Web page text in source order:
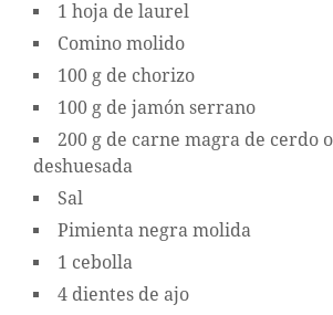
1 hoja de laurel
Comino molido
100 g de chorizo
100 g de jamón serrano
200 g de carne magra de cerdo
deshuesada
Sal
Pimienta negra molida
1 cebolla
4 dientes de ajo